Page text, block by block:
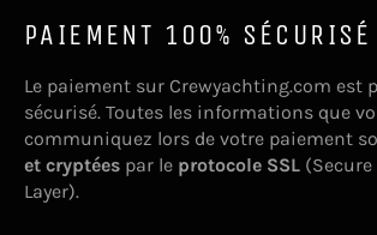
PAIEMENT 100% SÉCURISÉ
Le paiement sur Crewyachting.com est
sécurisé. Toutes les informations que
communiquez lors de votre paiement
et cryptées par le protocole SSL
Layer).